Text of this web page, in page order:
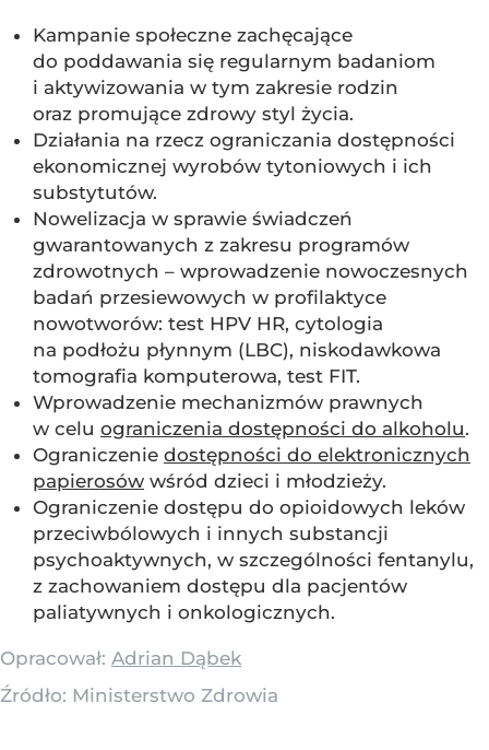
Kampanie społeczne zachęcające
do poddawania się regularnym badaniom
i aktywizowania w tym zakresie rodzin
oraz promujące zdrowy styl życia.
Działania na rzecz ograniczania dostępności
ekonomicznej wyrobów tytoniowych i ich
substytutów.
Nowelizacja w sprawie świadczeń
gwarantowanych z zakresu programów
zdrowotnych – wprowadzenie nowoczesnych
badań przesiewowych w profilaktyce
nowotworów: test HPV HR, cytologia
na podłożu płynnym (LBC), niskodawkowa
tomografia komputerowa, test FIT.
Wprowadzenie mechanizmów prawnych
w celu ograniczenia dostępności do alkoholu.
Ograniczenie dostępności do elektronicznych
papierosów wśród dzieci i młodzieży.
Ograniczenie dostępu do opioidowych leków
przeciwbólowych i innych substancji
psychoaktywnych, w szczególności fentanylu,
z zachowaniem dostępu dla pacjentów
paliatywnych i onkologicznych.
Opracował: Adrian Dąbek
Źródło: Ministerstwo Zdrowia